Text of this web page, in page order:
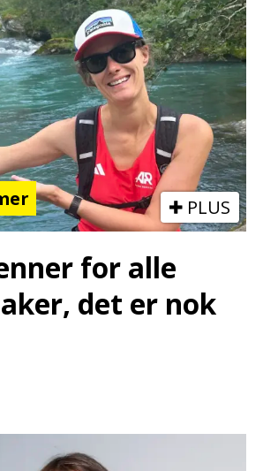
PLUS
for alle
det er nok